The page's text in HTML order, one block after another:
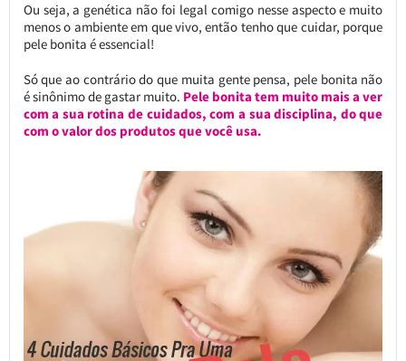
Ou seja, a genética não foi legal comigo nesse aspecto e muito
menos o ambiente em que vivo, então tenho que cuidar, porque
pele bonita é essencial!
Só que ao contrário do que muita gente pensa, pele bonita não
é sinônimo de gastar muito. Pele bonita tem muito mais a ver
com a sua rotina de cuidados, com a sua disciplina, do que
com o valor dos produtos que você usa.